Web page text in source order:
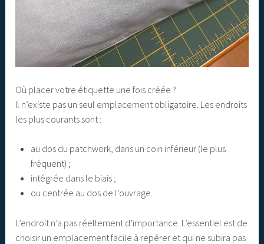
Où placer votre étiquette une fois créée ?
Il n’existe pas un seul emplacement obligatoire. Les endroits
les plus courants sont :
au dos du patchwork, dans un coin inférieur (le plus
fréquent) ;
intégrée dans le biais ;
ou centrée au dos de l’ouvrage.
L’endroit n’a pas réellement d’importance. L’essentiel est de
choisir un emplacement facile à repérer et qui ne subira pas